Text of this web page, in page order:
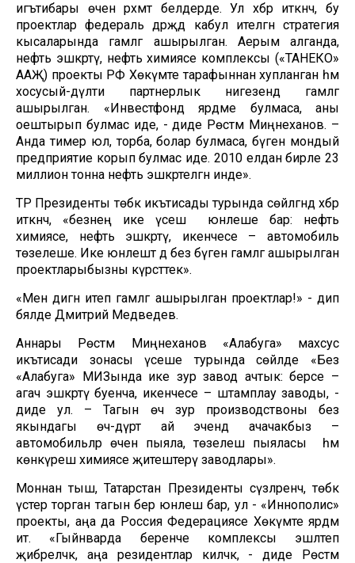
игътибары өчен рәхмәт белдерде. Ул хәбәр иткәнчә, бу
проектлар федераль дәрәҗәдә кабул ителгән стратегия
кысаларында гамәлгә ашырылган. Аерым алганда,
нефть эшкәртү, нефть химиясе комплексы («ТАНЕКО»
ААҖ) проекты РФ Хөкүмәте тарафыннан хупланган һәм
хосусый-дәүләти партнерлык нигезендә гамәлгә
ашырылган. «Инвестфонд ярдәме булмаса, аны
оештырып булмас иде, - диде Рөстәм Миңнеханов. –
Анда тимер юл, торба, болар булмаса, бүген мондый
предприятие корып булмас иде. 2010 елдан бирле 23
миллион тонна нефть эшкәртелгән инде».
ТР Президенты төбәк икътисады турында сөйләгәндә хәбәр
иткәнчә, «безнең ике үсеш юнәлеше бар: нефть
химиясе, нефть эшкәртү, икенчесе – автомобиль
төзелеше. Ике юнәлештә дә без бүген гамәлгә ашырылган
проектларыбызны күрсәттек».
«Менә дигән итеп гамәлгә ашырылган проектлар!» - дип
бәяләде Дмитрий Медведев.
Аннары Рөстәм Миңнеханов «Алабуга» махсус
икътисади зонасы үсеше турында сөйләде «Без
«Алабуга» МИЗында ике зур завод ачтык: берсе –
агач эшкәртү буенча, икенчесе – штамплау заводы, -
диде ул. – Тагын өч зур производствоны без
якындагы өч-дүрт ай эчендә ачачакбыз –
автомобильләр өчен пыяла, төзелеш пыяласы һәм
көнкүреш химиясе җитештерү заводлары».
Моннан тыш, Татарстан Президенты сүзләренчә, төбәк
үстерә торган тагын бер юнәлеш бар, ул - «Иннополис»
проекты, аңа да Россия Федерациясе Хөкүмәте ярдәм
итә. «Гыйнварда беренче комплексы эшләтеп
җибәреләчәк, аңа резидентлар киләчәк, - диде Рөстәм